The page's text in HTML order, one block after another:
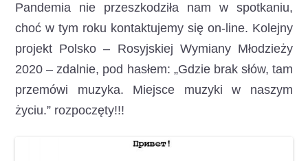
Pandemia nie przeszkodziła nam w spotkaniu,
choć w tym roku kontaktujemy się on-line. Kolejny
projekt Polsko – Rosyjskiej Wymiany Młodzieży
2020 – zdalnie, pod hasłem: „Gdzie brak słów, tam
przemówi muzyka. Miejsce muzyki w naszym
życiu.” rozpoczęty!!!